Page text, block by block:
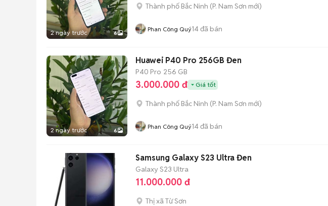
2 ngày trước 6
Thành phố Bắc Ninh (P. Nam Sơn mới)
Phan Công Quý14đã bán
2 ngày trước 6
Huawei P40 Pro 256GB Đen
P40 Pro 256 GB
3.000.000 đ Giá tốt
Thành phố Bắc Ninh (P. Nam Sơn mới)
Phan Công Quý14đã bán
Samsung Galaxy S23 Ultra Đen
Galaxy S23 Ultra
11.000.000 đ
Thị xã Từ Sơn